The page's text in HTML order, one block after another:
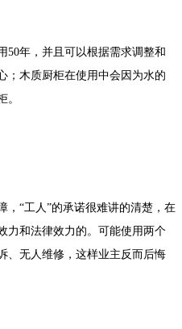
50年，并且可以根据需求调整和
；木质厨柜在使用中会因为水的
。
，“工人”的承诺很难讲的清楚，在
力和法律效力的。可能使用两个
、无人维修，这样业主反而后悔